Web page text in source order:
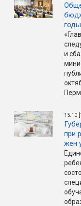
годы
и
15.10
при
жен